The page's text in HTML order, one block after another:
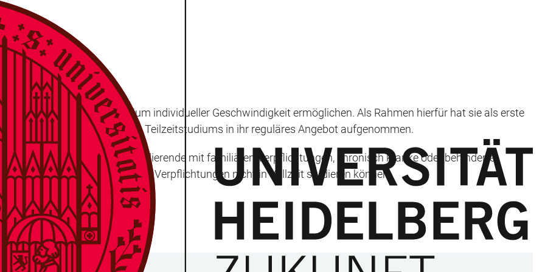
ein Studium individueller Geschwindigkeit ermöglichen. Als Rahmen hierfür hat sie als erste
12 die Möglichkeit eines Teilzeitstudiums in ihr reguläres Angebot aufgenommen.
sich an Berufstätige, Studierende mit familiären Verpflichtungen, chronisch kranke oder behinderte
Situation oder anderer Verpflichtungen nicht in Vollzeit studieren können.